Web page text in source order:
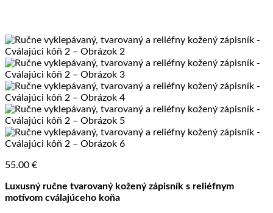
55.00 €
Luxusný ručne tvarovaný kožený zápisník s reliéfnym
motívom cválajúceho koňa